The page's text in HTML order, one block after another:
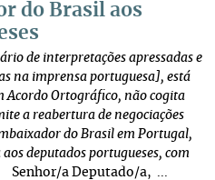
do Brasil aos
de interpretações apressadas e
na imprensa portuguesa], está
Acordo Ortográfico, não cogita
a reabertura de negociações
do Brasil em Portugal,
deputados portugueses, com
Senhor/a Deputado/a, ...